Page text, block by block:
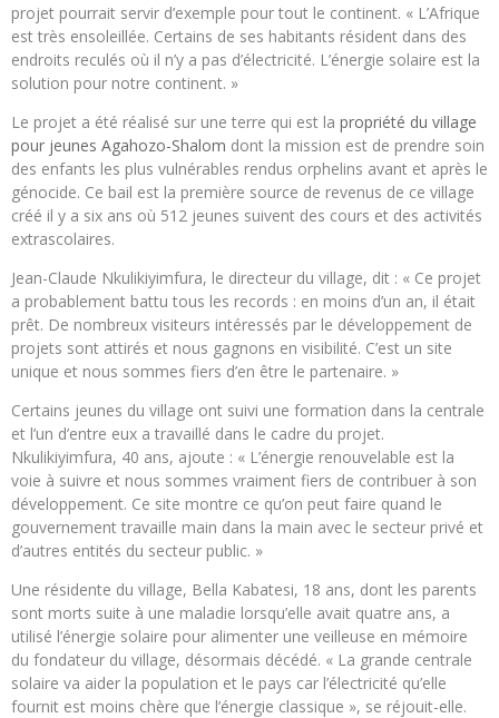
projet pourrait servir d’exemple pour tout le continent. « L’Afrique
est très ensoleillée. Certains de ses habitants résident dans des
endroits reculés où il n’y a pas d’électricité. L’énergie solaire est la
solution pour notre continent. »
Le projet a été réalisé sur une terre qui est la propriété du village
pour jeunes Agahozo-Shalom dont la mission est de prendre soin
des enfants les plus vulnérables rendus orphelins avant et après le
génocide. Ce bail est la première source de revenus de ce village
créé il y a six ans où 512 jeunes suivent des cours et des activités
extrascolaires.
Jean-Claude Nkulikiyimfura, le directeur du village, dit : « Ce projet
a probablement battu tous les records : en moins d’un an, il était
prêt. De nombreux visiteurs intéressés par le développement de
projets sont attirés et nous gagnons en visibilité. C’est un site
unique et nous sommes fiers d’en être le partenaire. »
Certains jeunes du village ont suivi une formation dans la centrale
et l’un d’entre eux a travaillé dans le cadre du projet.
Nkulikiyimfura, 40 ans, ajoute : « L’énergie renouvelable est la
voie à suivre et nous sommes vraiment fiers de contribuer à son
développement. Ce site montre ce qu’on peut faire quand le
gouvernement travaille main dans la main avec le secteur privé et
d’autres entités du secteur public. »
Une résidente du village, Bella Kabatesi, 18 ans, dont les parents
sont morts suite à une maladie lorsqu’elle avait quatre ans, a
utilisé l’énergie solaire pour alimenter une veilleuse en mémoire
du fondateur du village, désormais décédé. « La grande centrale
solaire va aider la population et le pays car l’électricité qu’elle
fournit est moins chère que l’énergie classique », se réjouit-elle.